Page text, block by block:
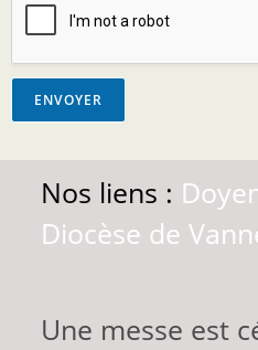
ENVOYER
Nos liens :
Diocèse de
Une messe est